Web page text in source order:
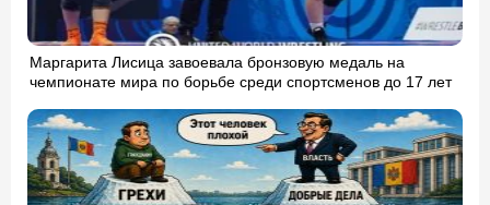
Маргарита Лисица завоевала бронзовую медаль на
чемпионате мира по борьбе среди спортсменов до 17 лет